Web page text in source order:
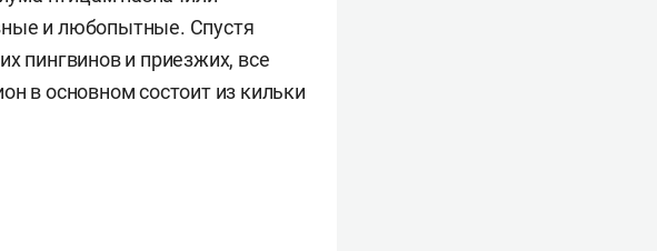
и любопытные. Спустя
пингвинов и приезжих, все
в основном состоит из кильки